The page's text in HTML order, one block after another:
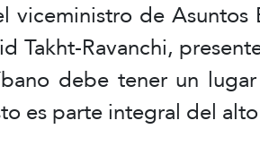
viceministro de Asuntos
Takht-Ravanchi,
debe tener un
es parte integral del